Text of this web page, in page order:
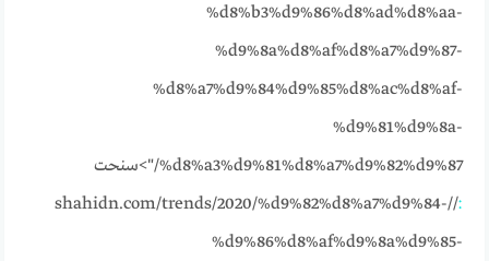
%d8%b3%d9%86%d8%ad%d8%aa-
%d9%8a%d8%af%d8%a7%d9%87-
%d8%a7%d9%84%d9%85%d8%ac%d8%af-
%d9%81%d9%8a-
%d8%a3%d9%81%d8%a7%d9%82%d9%87/">سنحت
:
//shahidn.com/trends/2020/%d9%82%d8%a7%d9%84-
%d9%86%d8%af%d9%8a%d9%85-